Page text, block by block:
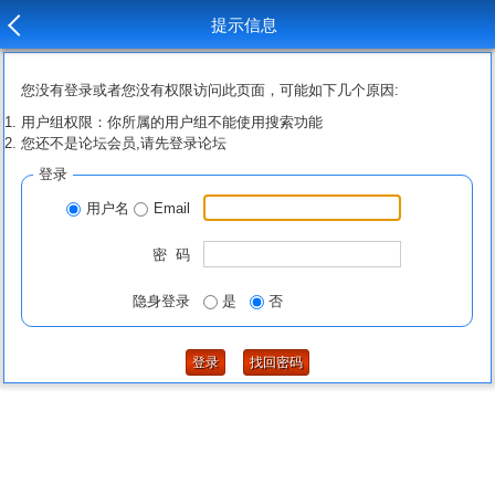
提示信息
您没有登录或者您没有权限访问此页面，可能如下几个原因:
用户组权限：你所属的用户组不能使用搜索功能
您还不是论坛会员,请先登录论坛
登录
用户名 Email
密 码
隐身登录 是 否